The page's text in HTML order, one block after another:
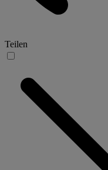
Teilen